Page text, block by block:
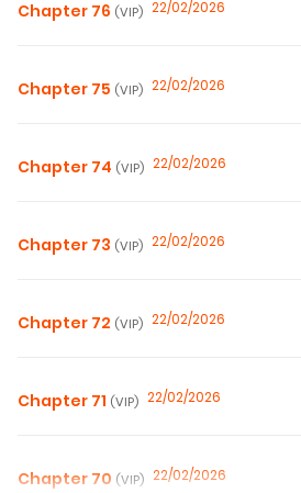
Chapter 76 (VIP) 22/02/2026
Chapter 75 (VIP) 22/02/2026
Chapter 74 (VIP) 22/02/2026
Chapter 73 (VIP) 22/02/2026
Chapter 72 (VIP) 22/02/2026
Chapter 71 (VIP) 22/02/2026
Chapter 70 (VIP) 22/02/2026